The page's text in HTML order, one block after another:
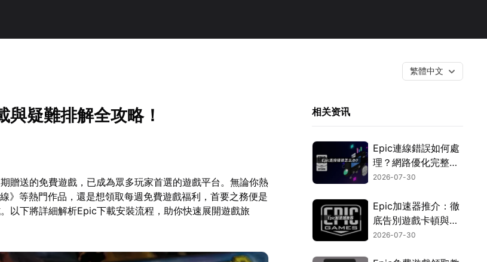
繁體中文
與疑難排解全攻略！
贈送的免費遊戲，已成為眾多玩家首選的遊戲平台。無論你熱
》等熱門作品，還是想領取每週免費遊戲福利，首要之務便是
以下將詳細解析Epic下載安裝流程，助你快速展開遊戲旅
相关资讯
Epic連線錯誤如何處
理？網路優化完整教
學！
2026-07-30
Epic加速器推介：徹
底告別遊戲卡頓與延
遲的優化攻略！
2026-07-30